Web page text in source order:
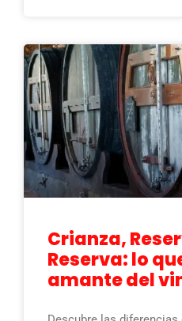
Crianza,
Reserva: lo
amante del